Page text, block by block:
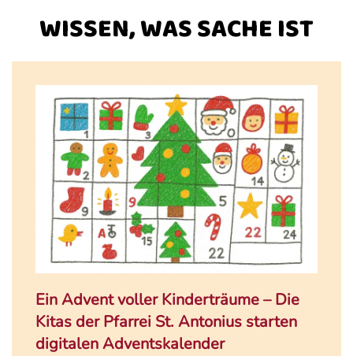
WISSEN, WAS SACHE IST
Ein Advent voller Kinderträume – Die
Kitas der Pfarrei St. Antonius starten
digitalen Adventskalender